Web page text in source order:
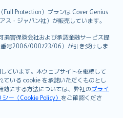
Full Protection）プランは Cover Genius
ス・ジャパン社）が販売しています。
損害保険会社および承認金融サービス提
号2006/000723/06）が引き受けしま
ています。本ウェブサイトを継続して
ている cookie を承諾いただくものとし
にする方法については、弊社のプライ
ー（Cookie Policy） をご確認くださ